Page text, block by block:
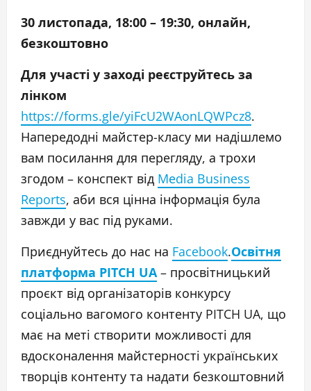
30 листопада, 18:00 – 19:30, онлайн,
безкоштовно
Для участі у заході реєструйтесь за
лінком
https://forms.gle/yiFcU2WAonLQWPcz8.
Напередодні майстер-класу ми надішлемо
вам посилання для перегляду, а трохи
згодом – конспект від Mеdia Business
Reports, аби вся цінна інформація була
завжди у вас під руками.
Приєднуйтесь до нас на Facebook.Освітня
платформа PITCH UA – просвітницький
проєкт від організаторів конкурсу
соціально вагомого контенту PITCH UA, що
має на меті створити можливості для
вдосконалення майстерності українських
творців контенту та надати безкоштовний